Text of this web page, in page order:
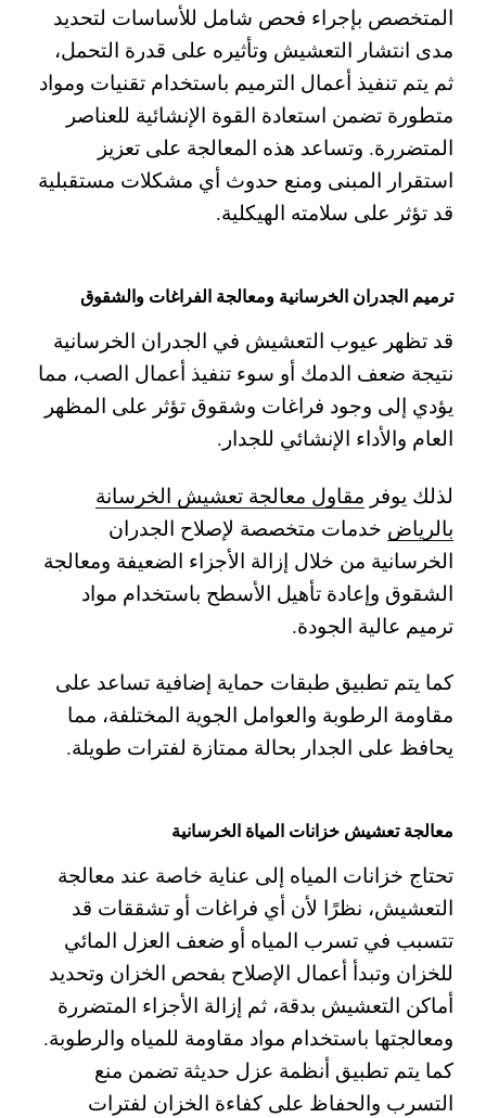
المتخصص بإجراء فحص شامل للأساسات لتحديد
مدى انتشار التعشيش وتأثيره على قدرة التحمل،
ثم يتم تنفيذ أعمال الترميم باستخدام تقنيات ومواد
متطورة تضمن استعادة القوة الإنشائية للعناصر
المتضررة. وتساعد هذه المعالجة على تعزيز
استقرار المبنى ومنع حدوث أي مشكلات مستقبلية
قد تؤثر على سلامته الهيكلية.
ترميم الجدران الخرسانية ومعالجة الفراغات والشقوق
قد تظهر عيوب التعشيش في الجدران الخرسانية
نتيجة ضعف الدمك أو سوء تنفيذ أعمال الصب، مما
يؤدي إلى وجود فراغات وشقوق تؤثر على المظهر
العام والأداء الإنشائي للجدار.
لذلك يوفر مقاول معالجة تعشيش الخرسانة
بالرياض خدمات متخصصة لإصلاح الجدران
الخرسانية من خلال إزالة الأجزاء الضعيفة ومعالجة
الشقوق وإعادة تأهيل الأسطح باستخدام مواد
ترميم عالية الجودة.
كما يتم تطبيق طبقات حماية إضافية تساعد على
مقاومة الرطوبة والعوامل الجوية المختلفة، مما
يحافظ على الجدار بحالة ممتازة لفترات طويلة.
معالجة تعشيش خزانات المياة الخرسانية
تحتاج خزانات المياه إلى عناية خاصة عند معالجة
التعشيش، نظرًا لأن أي فراغات أو تشققات قد
تتسبب في تسرب المياه أو ضعف العزل المائي
للخزان وتبدأ أعمال الإصلاح بفحص الخزان وتحديد
أماكن التعشيش بدقة، ثم إزالة الأجزاء المتضررة
ومعالجتها باستخدام مواد مقاومة للمياه والرطوبة.
كما يتم تطبيق أنظمة عزل حديثة تضمن منع
التسرب والحفاظ على كفاءة الخزان لفترات